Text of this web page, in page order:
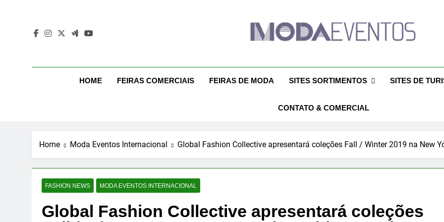
Feiras De
– Moda Eventos 2026 – Feiras De Moda
HOME FEIRAS COMERCIAIS FEIRAS DE MODA SITES SORTIMENTOS SITES DE
CONTATO & COMERCIAL
Home Moda Eventos Internacional Global Fashion Collective apresentará coleções Fall / Winter 2019 na New
FASHION NEWS MODA EVENTOS INTERNACIONAL
Global Fashion Collective apresentará coleções